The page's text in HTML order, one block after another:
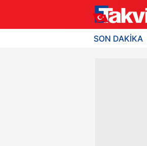
SON DAKİKA